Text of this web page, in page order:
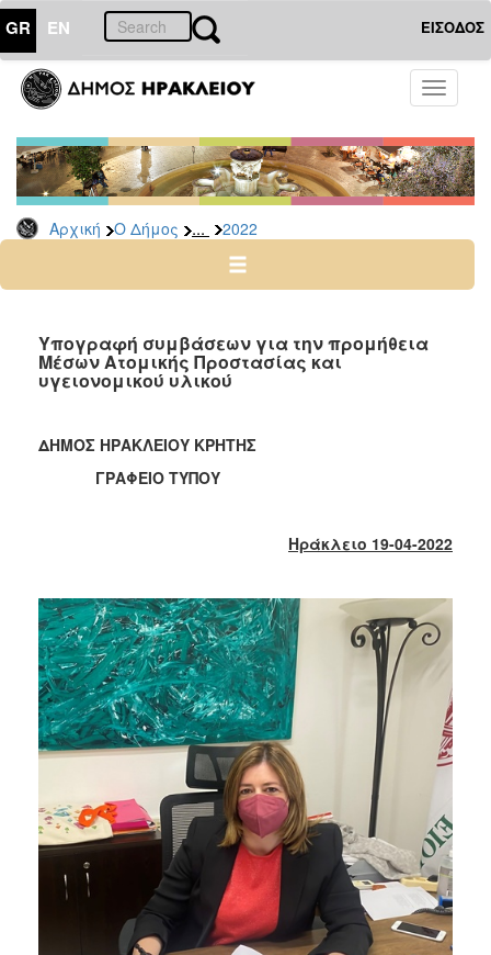
GR EN ΕΙΣΟΔΟΣ
Toggle
Αρχική Ο Δήμος ... 2022
ΔΗΜΟΣ
Δελτία
Τύπου
Αρχείο
2026
2024
2022
2021
2015
2013
2012
2011
2010
2006
Υπογραφή συμβάσεων για την προμήθεια
Μέσων Ατομικής Προστασίας και
υγειονομικού υλικού
ΔΗΜΟΣ ΗΡΑΚΛΕΙΟΥ ΚΡΗΤΗΣ
ΓΡΑΦΕΙΟ ΤΥΠΟΥ
Ηράκλειο 19-04-2022